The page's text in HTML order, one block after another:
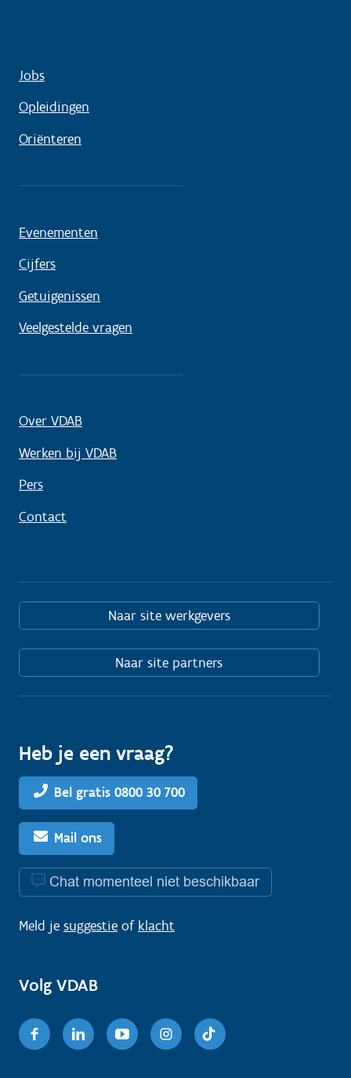
Jobs
Opleidingen
Oriënteren
Evenementen
Cijfers
Getuigenissen
Veelgestelde vragen
Over VDAB
Werken bij VDAB
Pers
Contact
Naar site werkgevers
Naar site partners
Heb je een vraag?
Bel gratis 0800 30 700
Mail ons
Chat momenteel niet beschikbaar
Meld je suggestie of klacht
Volg VDAB
FacebookLinkedinYoutubeInstagram